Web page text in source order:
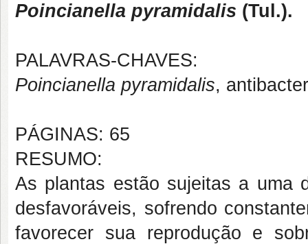
Poincianella pyramidalis (Tul .).
PALAVRAS-CHAVES:
Poincianella pyramidalis,
PÁGINAS: 65
RESUMO:
As plantas estão sujeitas a uma
desfavoráveis, sofrendo
favorecer sua reprodução e